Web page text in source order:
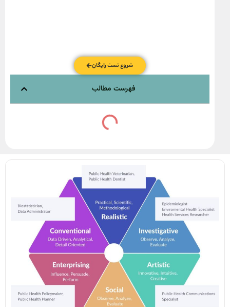
شروع تست رایگان
فهرست مطالب